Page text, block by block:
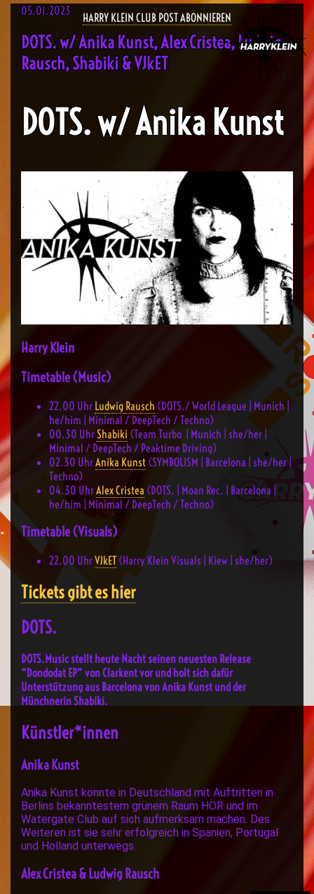
HARRY KLEIN CLUB POST ABONNIEREN
05.01.2023
DOTS. w/ Anika Kunst, Alex Cristea, Ludwig
Rausch, Shabiki & VJkET
DOTS. w/ Anika Kunst
Harry Klein
Timetable (Music)
22.00 Uhr Ludwig Rausch (DOTS./ World League | Munich |
he/him | Minimal / DeepTech / Techno)
00.30 Uhr Shabiki (Team Turbo | Munich | she/her |
Minimal / DeepTech / Peaktime Driving)
02.30 UhrAnika Kunst (SYMBOLISM | Barcelona | she/her |
Techno)
04.30 UhrAlex Cristea (DOTS. | Moan Rec. | Barcelona |
he/him | Minimal / DeepTech / Techno)
Timetable (Visuals)
22.00 UhrVJkET (Harry Klein Visuals | Kiew | she/her)
Tickets gibt es hier
DOTS.
DOTS.Music stellt heute Nacht seinen neuesten Release
“Dondodat EP” von Clarkent vor und holt sich dafür
Unterstützung aus Barcelona von Anika Kunst und der
Münchnerin Shabiki.
Künstler*innen
Anika Kunst
Anika Kunst konnte in Deutschland mit Auftritten in
Berlins bekanntestem grünem Raum HÖR und im
Watergate Club auf sich aufmerksam machen. Des
Weiteren ist sie sehr erfolgreich in Spanien, Portugal
und Holland unterwegs.
Alex Cristea & Ludwig Rausch